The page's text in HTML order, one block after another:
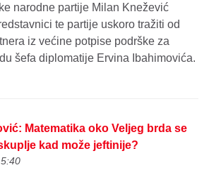
narodne partije Milan Knežević
te partije uskoro tražiti od
iz većine potpise podrške za
šefa diplomatije Ervina Ibahimovića.
Matematika oko Veljeg brda se
kad može jeftinije?